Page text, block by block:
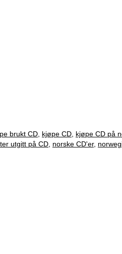
brukt CD kjøpe CD kjøpe CD på
utgitt på CD norske CD'er,